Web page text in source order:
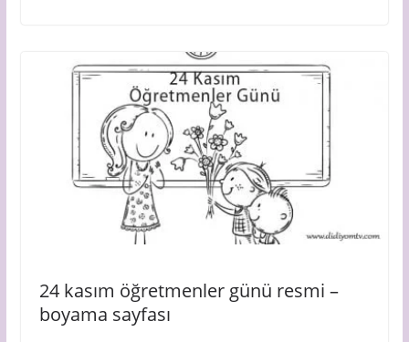
24 kasım öğretmenler günü resmi –
boyama sayfası